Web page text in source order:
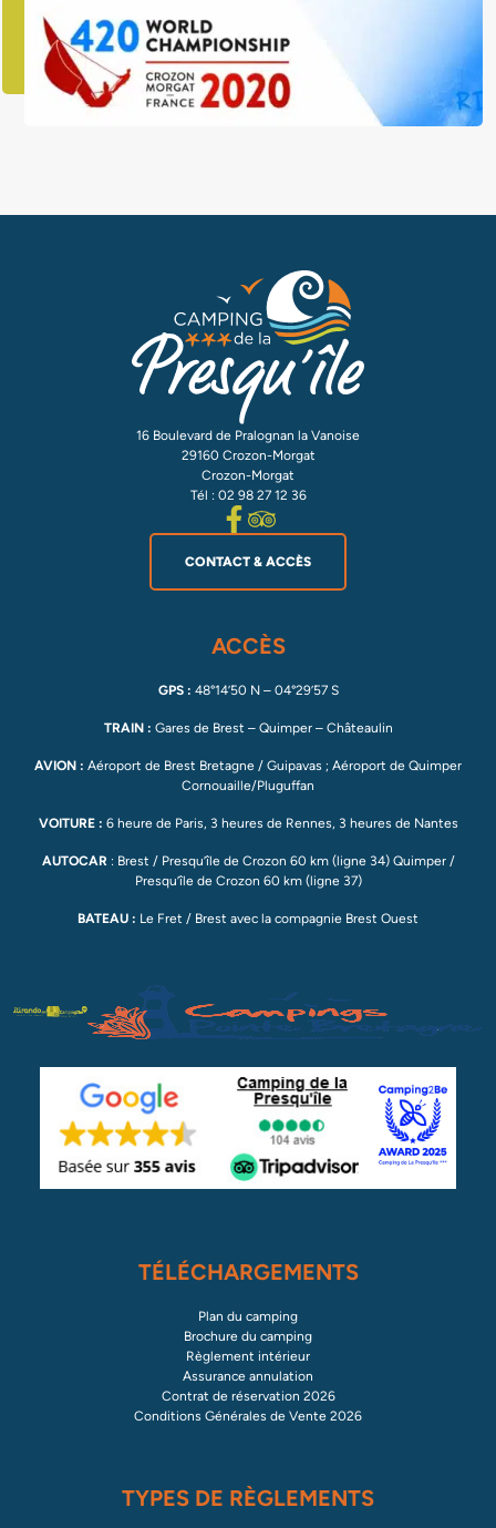
16 Boulevard de Pralognan la Vanoise
29160 Crozon-Morgat
Crozon-Morgat
Tél : 02 98 27 12 36
CONTACT & ACCÈS
ACCÈS
GPS : 48°14’50 N – 04°29’57 S
TRAIN : Gares de Brest – Quimper – Châteaulin
AVION : Aéroport de Brest Bretagne / Guipavas ; Aéroport de Quimper
Cornouaille/Pluguffan
VOITURE : 6 heure de Paris, 3 heures de Rennes, 3 heures de Nantes
AUTOCAR: Brest / Presqu’île de Crozon 60 km (ligne 34) Quimper /
Presqu’île de Crozon 60 km (ligne 37)
BATEAU : Le Fret / Brest avec la compagnie Brest Ouest
TÉLÉCHARGEMENTS
Plan du camping
Brochure du camping
Règlement intérieur
Assurance annulation
Contrat de réservation 2026
Conditions Générales de Vente 2026
TYPES DE RÈGLEMENTS